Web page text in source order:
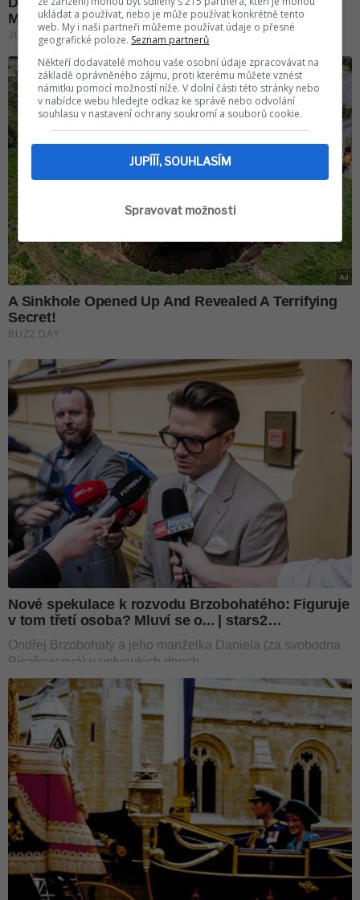
ukládat a používat, nebo je může používat konkrétně tento
web. My i naši partneři můžeme používat údaje o přesné
geografické poloze. Seznam partnerů
Někteří dodavatelé mohou vaše osobní údaje zpracovávat na
základě oprávněného zájmu, proti kterému můžete vznést
námitku pomocí možností níže. V dolní části této stránky nebo
v nabídce webu hledejte odkaz ke správě nebo odvolání
souhlasu v nastavení ochrany soukromí a souborů cookie.
JUPÍÍÍ, SOUHLASÍM
Spravovat možnosti